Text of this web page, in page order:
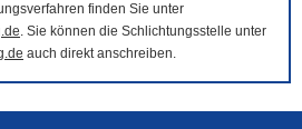
finden Sie unter
. Sie können die Schlichtungsstelle unter
auch direkt anschreiben.